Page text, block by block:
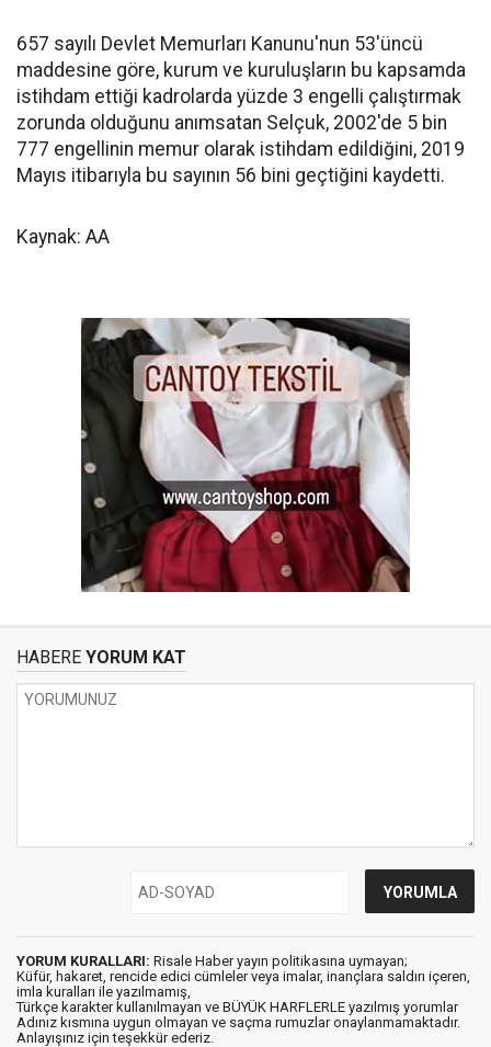
657 sayılı Devlet Memurları Kanunu'nun 53'üncü
maddesine göre, kurum ve kuruluşların bu kapsamda
istihdam ettiği kadrolarda yüzde 3 engelli çalıştırmak
zorunda olduğunu anımsatan Selçuk, 2002'de 5 bin
777 engellinin memur olarak istihdam edildiğini, 2019
Mayıs itibarıyla bu sayının 56 bini geçtiğini kaydetti.
Kaynak: AA
HABERE YORUM KAT
YORUM KURALLARI: Risale Haber yayın politikasına uymayan;
Küfür, hakaret, rencide edici cümleler veya imalar, inançlara saldırı içeren,
imla kuralları ile yazılmamış,
Türkçe karakter kullanılmayan ve BÜYÜK HARFLERLE yazılmış yorumlar
Adınız kısmına uygun olmayan ve saçma rumuzlar onaylanmamaktadır.
Anlayışınız için teşekkür ederiz.